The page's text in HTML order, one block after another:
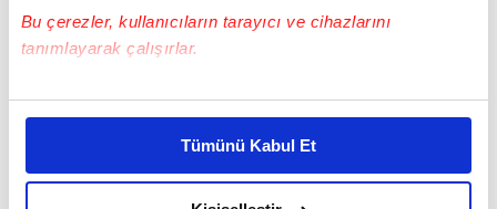
Bu çerezler, kullanıcıların tarayıcı ve cihazlarını
tanımlayarak çalışırlar.
Bu çerezlere izin vermeniz halinde sizlere özel
daha iyi reklam deneyimi yaşatabiliriz. Bunu yaparken
amacımızın size daha iyi bir reklam deneyimi sunmak
Tümünü Kabul Et